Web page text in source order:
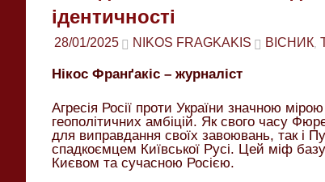
ідентичності
28/01/2025 NIKOS FRAGKAKIS ВІСНИК,
Нікос Франґакіс – журналіст
Агресія Росії проти України значною
геополітичних амбіцій. Як свого часу
для виправдання своїх завоювань, так і
спадкоємцем Київської Русі. Цей міф
Києвом та сучасною Росією.